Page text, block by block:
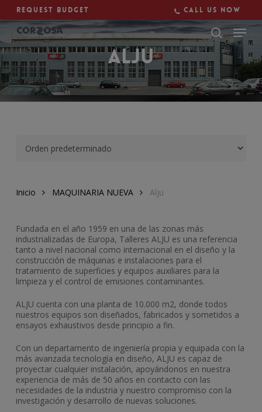
main
content
Request budget Call us now
Alju
Inicio MAQUINARIA NUEVA Alju
Fundada en el año 1959 en una de las zonas más
industrializadas de Europa, Talleres ALJU es una referencia
tanto a nivel nacional como internacional en el diseño y la
construcción de máquinas e instalaciones para el
tratamiento de superficies y equipos auxiliares para la
limpieza y el control de emisiones contaminantes.
ALJU cuenta con una planta de 10.000 m2, donde todos
nuestros equipos son diseñados, fabricados y sometidos a
ensayos exhaustivos desde principio a fin.
Con un departamento de ingeniería propia y equipada con la
más avanzada tecnología en diseño, ALJU es capaz de
proyectar cualquier instalación, apoyándonos en nuestra
experiencia de más de 50 años en contacto con las
necesidades de la industria y nuestro compromiso con la
investigación y desarrollo de nuevas soluciones.
Close
Menu